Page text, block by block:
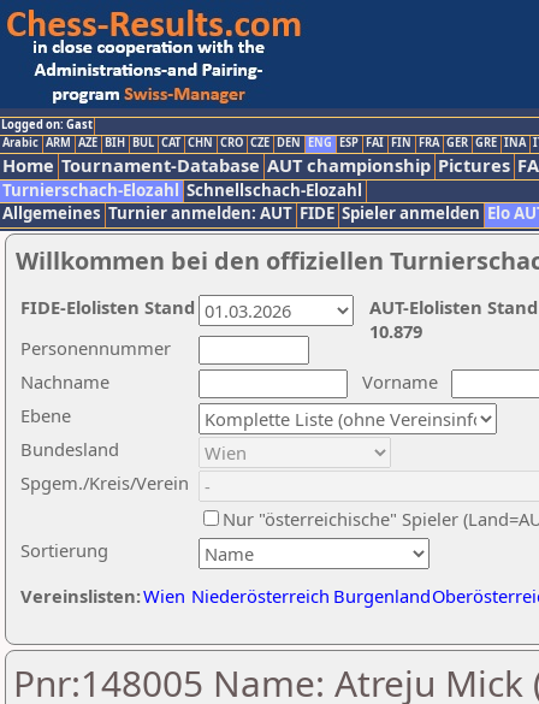
Logged on: Gast
Arabic ARM AZE BIH BUL CAT CHN CRO CZE DEN ENG ESP FAI FIN FRA GER GRE INA
Home Tournament-Database AUT championship Pictures
Turnierschach-Elozahl Schnellschach-Elozahl
Allgemeines Turnier anmelden: AUT FIDE Spieler anmelden Elo
Willkommen bei den offiziellen
Nachname
Vorname
Ebene
Sortierung
Personennummer
Bundesland
Spgem./Kreis/Verein
Nur "österreichische" Spieler
Vereinslisten:Wien Niederösterreich Burgenland
AUT-Elolisten
10.879
FIDE-Elolisten Stand
Pnr:148005 Name: Atreju Mick